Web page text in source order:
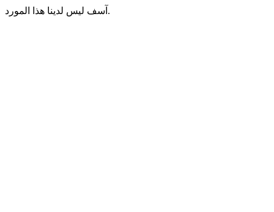
آسف ليس لدينا هذا المورد.